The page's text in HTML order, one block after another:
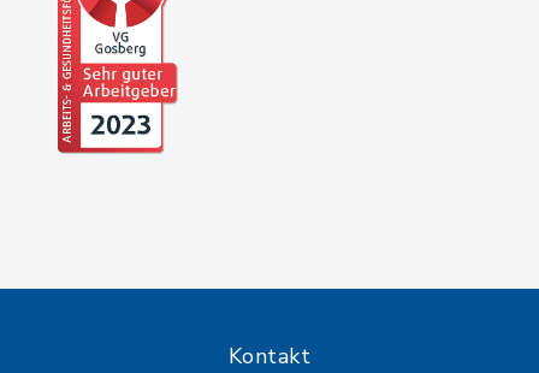
Kontakt